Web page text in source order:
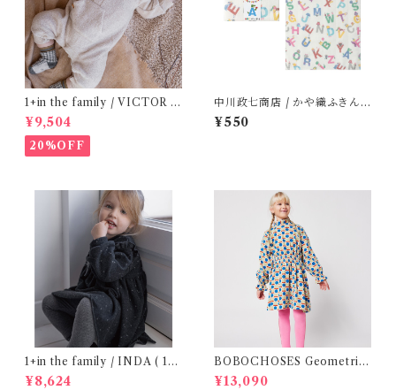
1+in the family / VICTOR (
12m )
¥9,504
20%OFF
中川政七商店 / かや織ふきん (
tupera tupera ABCパーティ
ー)
¥550
1+in the family / INDA ( 12-
48m )
¥8,624
BOBOCHOSES Geometric
Scacs all over dress / 4-8Y
¥13,090